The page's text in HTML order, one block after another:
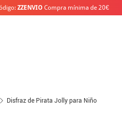
ZZENVIO Compra mínima de 20€
Disfraz de Pirata Jolly para Niño